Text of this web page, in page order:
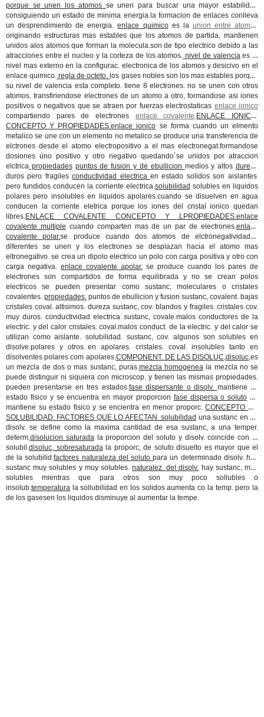
porque se unen los atomos se unen para buscar una mayor estabilidad
consiguiendo un estado de minima energia.la formacion de enlaces conlleva
un desprendimiento de energia.enlace quimicoes la union entre atomos
originando estructuras mas estables que los atomos de partida, mantienen
unidos alos atomos que forman la molecula.son de tipo electrico debido a las
atracciones entre el nucleo y la corteza de los atomos. nivel de valenciaes el
nivel mas externo en la configurac. electronica de los atomos y desicivo en el
enlace quimico. regla de octeto. los gases nobles son los mas estables porque
su nivel de valencia esta completo. tiene 8 electrones. no se unen con otros
atomos. transfiriendose electrones de un atomo a otro, formandose asi iones
positivos o negativos que se atraen por fuerzas electrostaticas enlace ionico
compartiendo pares de electrones enlace covalente.ENLACE IONICO.
CONCEPTO Y PROPIEDADES.enlace ionico se forma cuando un elmento
metalico se une con un elemento no metalico.se produce una transferencia de
elctrones desde el atomo electropositivo a el mas electronegat.formandose
dosiones úno positivo y otro negativo quedando´se unidos por atraccion
elctrica propiedades puntos de fusion y de ebullicion medios y altosdureza
duros pero fragilesconductividad electricaen estado solidos son aislantes
pero fundidos conducen la corriente electrica.solubilidad solubles en liquidos
polares pero insolubles en liquidos apolares.cuando se disuelven en agua
conducen la corriente eletrica porque los iones del cristal ionico quedan
libres.ENLACE COVALENTE CONCEPTO Y LPROPIEDADES.enlace
covalente multiple cuando comparten mas de un par de electrones.enlace
covalente polar.se produce cuando dos atomos de elctronegatividades
diferentes se unen y los electrones se desplazan hacia el atomo mas
eltronegativo. se crea un dipolo electrico un polo con carga positiva y otro con
carga negativa. enlace covalente apolar. se produce cuando los pares de
electrones son compartidos de forma equilibrada y no se crean polos
electricos se pueden presentar como sustanc, moleculares o cristales
covalentes. propiedades. puntos de ebullicion y fusion sustanc, covalent. bajas
cristales coval. altisimos. dureza sustanc, cov. blandos y fragiles. cristales cov.
muy duros. conductividad electrica sustanc, covale.malos conductores de la
electric. y del calor cristales. coval.malos conduct. de la electric. y del calor se
utilizan como aislante. solubilidad. sustanc, cov. algunos son solubles en
disolve.polares y otros en apolares. cristales. coval. insolubles tanto en
disolventes polares com apolares.COMPONENT. DE LAS DISOLUC,disoluc,es
un mezcla de dos o mas sustanc, puras.mezcla homogenea la mezcla no se
puede distinguir ni siquiera con microscop. y tienen las mismas propiedades.
pueden presentarse en tres estados.fase dispersante o disolv. mantiene su
estado fisico y se encuentra en mayor proporcion fase dispersa o soluto no
mantiene su estado fisico y se encientra en menor proporc.CONCEPTO DE
SOLUBILIDAD. FACTORES QUE LO AFECTAN. solubilidad una sustanc en un
disolv. se define como la maxima cantidad de esa sustanc, a una temper.
determ,disolucion saturadala proporcion del soluto y disolv. coincide con la
solubil.disoluc, sobresaturadala proporc, de soluto disuelto es mayor que el
de la solubilid.factores naturaleza del solutopara un determinado disolv. hay
sustanc muy solubles y muy solubles.naturalez. del disolv. hay sustanc, muy
solubles mientras que para otros son muy poco sollubles o
insolub.temperatura la sollubilidad en los solidos aumenta co la temp. pero la
de los gasesen los liquidos disminuye al aumentar la tempe.